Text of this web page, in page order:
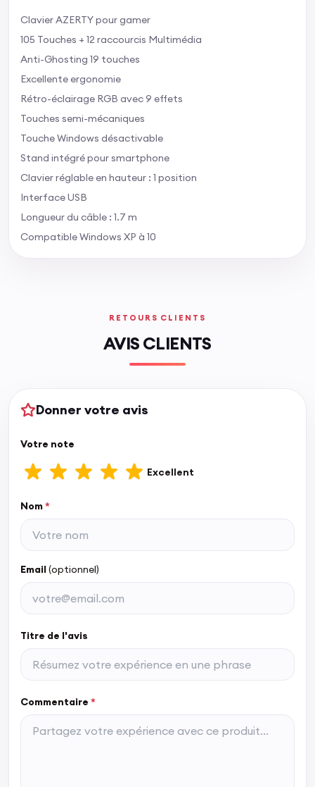
Clavier AZERTY pour gamer
105 Touches + 12 raccourcis Multimédia
Anti-Ghosting 19 touches
Excellente ergonomie
Rétro-éclairage RGB avec 9 effets
Touches semi-mécaniques
Touche Windows désactivable
Stand intégré pour smartphone
Clavier réglable en hauteur : 1 position
Interface USB
Longueur du câble : 1.7 m
Compatible Windows XP à 10
RETOURS CLIENTS
AVIS CLIENTS
Donner votre avis
Votre note
Excellent
Nom*
Email(optionnel)
Titre de l'avis
Commentaire *